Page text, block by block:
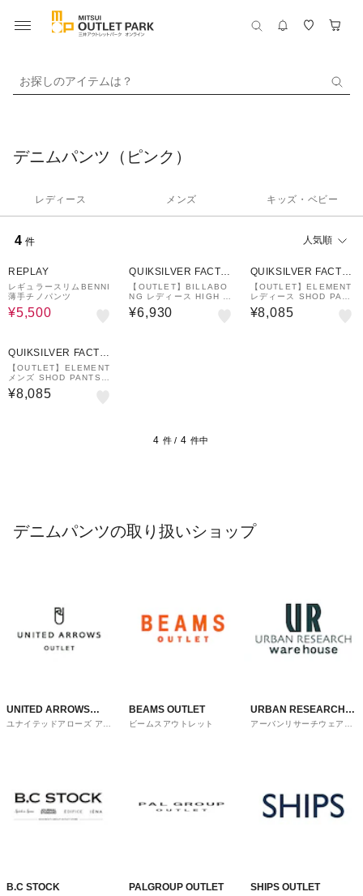
お探しのアイテムは？
デニムパンツ（ピンク）
レディース メンズ キッズ・ベビー
4 件 人気順
REPLAY
レギュラースリムBENNI
薄手チノパンツ
¥5,500
QUIKSILVER FACTO
RY OUTLET STORE
【OUTLET】BILLABO
NG レディース HIGH TI
DES DNM SHRT デニム
パンツ 【2025年春夏モ
¥6,930
QUIKSILVER FACTO
RY OUTLET STORE
【OUTLET】ELEMENT
レディース SHOD PANT
S HAMMER WOMEN デ
ニムパンツ 【2025年春
¥8,085
QUIKSILVER FACTO
RY OUTLET STORE
【OUTLET】ELEMENT
メンズ SHOD PANTS H
AMMER デニムパンツ
【2025年春夏モデル】
¥8,085
4 件 / 4 件中
デニムパンツの取り扱いショップ
UNITED ARROWS
OUTLET
ユナイテッドアローズ アウ
BEAMS OUTLET
ビームスアウトレット
URBAN RESEARCH
ware house
アーバンリサーチウェアハ
B.C STOCK PALGROUP OUTLET SHIPS OUTLET